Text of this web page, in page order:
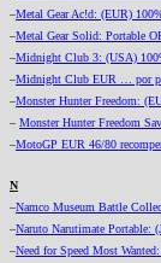
–Metal Gear Ac!d: (EUR)
–Metal Gear Solid: Portable
–Midnight Club 3: (USA)
–Midnight Club EUR … por
–Monster Hunter Freedom:
– Monster Hunter Freedom
–MotoGP EUR 46/80
N
–Namco Museum Battle
–Naruto Narutimate Portable:
–Need for Speed Most